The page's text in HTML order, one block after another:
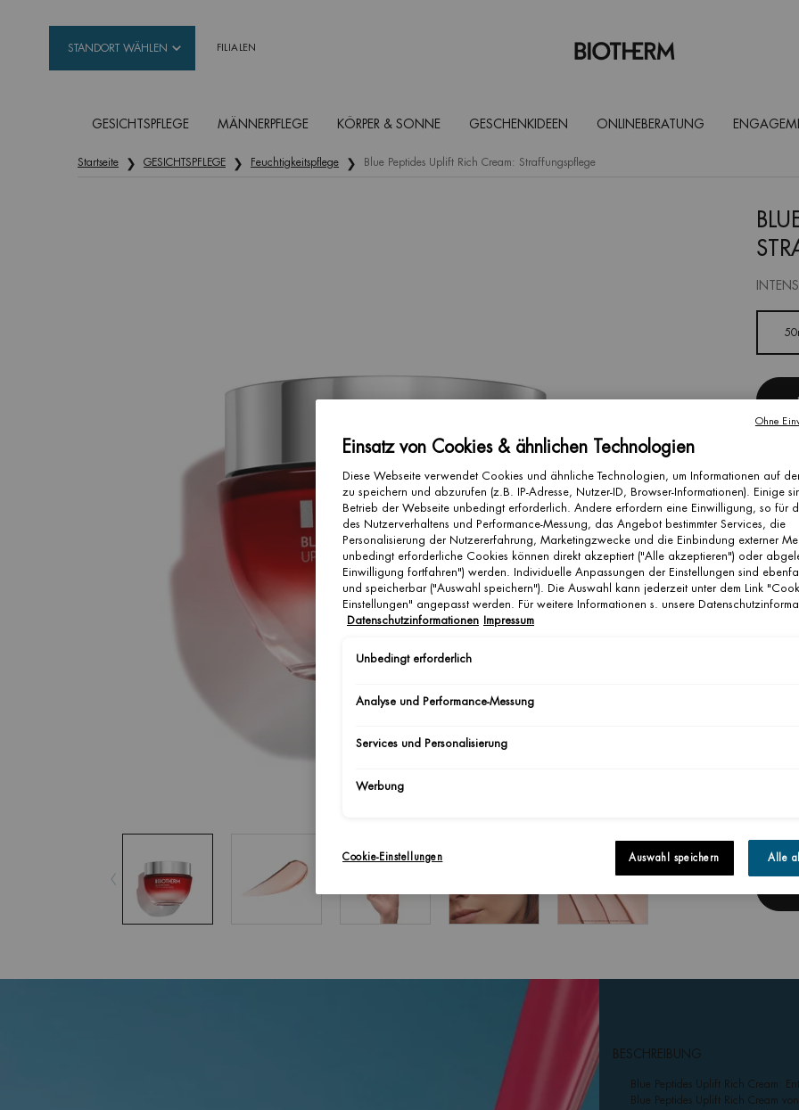
STANDORT WÄHLEN FILIALEN
GESICHTSPFLEGE MÄNNERPFLEGE KÖRPER & SONNE GESCHENKIDEEN ONLINEBERATUNG
Startseite GESICHTSPFLEGE Feuchtigkeitspflege Blue Peptides Uplift Rich Cream: Straffungspflege
BESCHREIBUNG
Blue Peptides Uplift Rich Cream:
Blue Peptides Uplift Rich Cream
Einsatz von Cookies & ähnlichen Technologien
Diese Webseite verwendet Cookies und ähnliche Technologien, um Informationen auf
zu speichern und abzurufen (z.B. IP-Adresse, Nutzer-ID, Browser-Informationen). Einige
Betrieb der Webseite unbedingt erforderlich. Andere erfordern eine Einwilligung, so für
des Nutzerverhaltens und Performance-Messung, das Angebot bestimmter Services, die
Personalisierung der Nutzererfahrung, Marketingzwecke und die Einbindung externer
unbedingt erforderliche Cookies können direkt akzeptiert ("Alle akzeptieren") oder
Einwilligung fortfahren") werden. Individuelle Anpassungen der Einstellungen sind
und speicherbar ("Auswahl speichern"). Die Auswahl kann jederzeit unter dem Link
Einstellungen" angepasst werden. Für weitere Informationen s. unsere
Datenschutzinformationen
Impressum
Unbedingt erforderlich
Analyse und Performance-Messung
Services und Personalisierung
Werbung
Cookie-Einstellungen Auswahl speichern Alle
Ohne